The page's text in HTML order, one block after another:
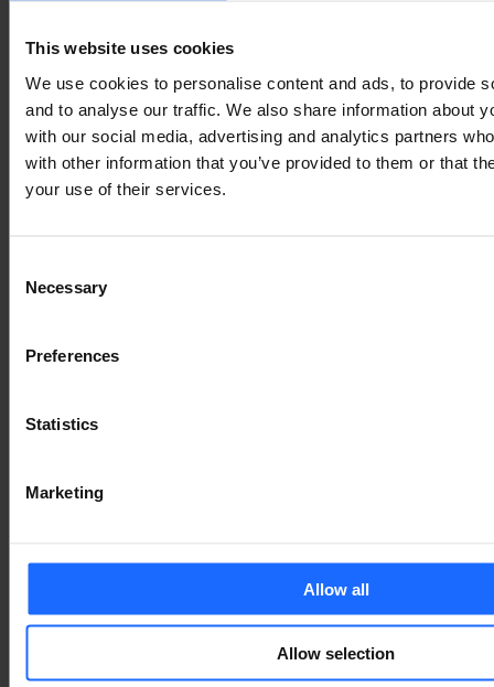
This website uses cookies
We use cookies to personalise content and ads, to provide
and to analyse our traffic. We also share information about
with our social media, advertising and analytics partners
with other information that you’ve provided to them or that
your use of their services.
Selection
Necessary
Preferences
Statistics
Marketing
Allow all
Allow selection
点、また価格についてお知りになりたい場合は下記の
WIE DIESE GESCHICHTE?
SIE HABEN EINE FRAGE?